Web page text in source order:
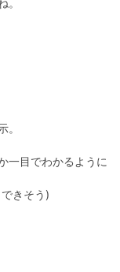
。
一目でわかるように
きそう)